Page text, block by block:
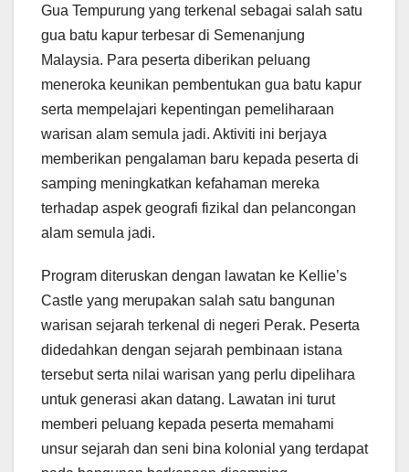
Gua Tempurung yang terkenal sebagai salah satu
gua batu kapur terbesar di Semenanjung
Malaysia. Para peserta diberikan peluang
meneroka keunikan pembentukan gua batu kapur
serta mempelajari kepentingan pemeliharaan
warisan alam semula jadi. Aktiviti ini berjaya
memberikan pengalaman baru kepada peserta di
samping meningkatkan kefahaman mereka
terhadap aspek geografi fizikal dan pelancongan
alam semula jadi.
Program diteruskan dengan lawatan ke Kellie’s
Castle yang merupakan salah satu bangunan
warisan sejarah terkenal di negeri Perak. Peserta
didedahkan dengan sejarah pembinaan istana
tersebut serta nilai warisan yang perlu dipelihara
untuk generasi akan datang. Lawatan ini turut
memberi peluang kepada peserta memahami
unsur sejarah dan seni bina kolonial yang terdapat